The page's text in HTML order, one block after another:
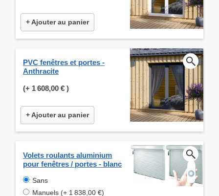
+ Ajouter au panier
PVC fenêtres et portes -
Anthracite
(+ 1 608,00 € )
+ Ajouter au panier
Volets roulants aluminium
pour fenêtres / portes - blanc
Sans
Manuels (+ 1 838,00 €)